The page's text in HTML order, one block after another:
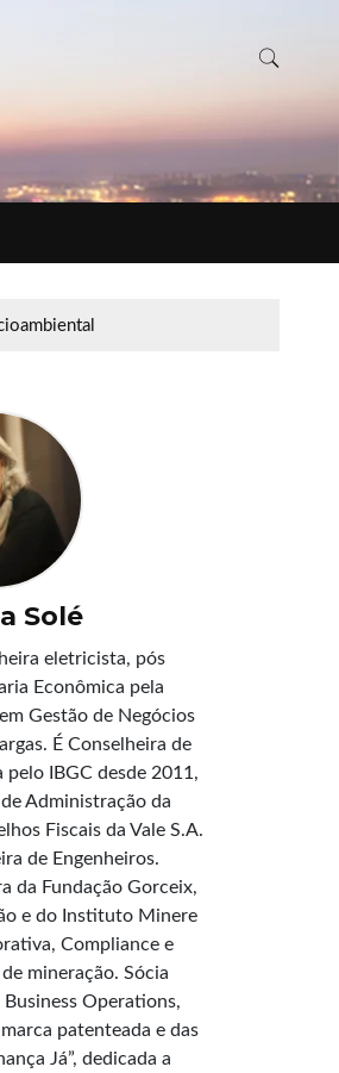
Solé
eletricista, pós
Econômica pela
Gestão de Negócios
É Conselheira de
IBGC desde 2011,
Administração da
Fiscais da Vale S.A.
de Engenheiros.
da Fundação Gorceix,
e do Instituto Minere
Compliance e
mineração. Sócia
Operations,
patenteada e das
Já”, dedicada a